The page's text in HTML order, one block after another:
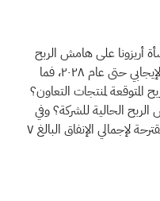
أريزونا على هامش الربح
التشغيلي، فربما. إذا نظرنا إلى الجانب الإيجابي حتى عام ٢٠٢٨، فما
المتوقعة لمنتجات التعاون؟
الحالية للشركة؟ وفي
سياق متصل، ما هي خيارات التمويل المقترحة لإجمالي الإنفاق البالغ ٧